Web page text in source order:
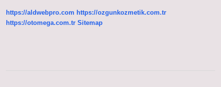
https://aldwebpro.com https://ozgunkozmetik.com.tr
https://otomega.com.tr Sitemap